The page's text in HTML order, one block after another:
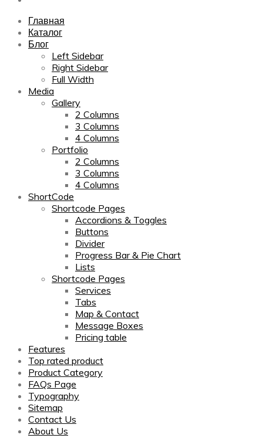
Главная
Каталог
Блог
Left Sidebar
Right Sidebar
Full Width
Media
Gallery
2 Columns
3 Columns
4 Columns
Portfolio
2 Columns
3 Columns
4 Columns
ShortCode
Shortcode Pages
Accordions & Toggles
Buttons
Divider
Progress Bar & Pie Chart
Lists
Shortcode Pages
Services
Tabs
Map & Contact
Message Boxes
Pricing table
Features
Top rated product
Product Category
FAQs Page
Typography
Sitemap
Contact Us
About Us